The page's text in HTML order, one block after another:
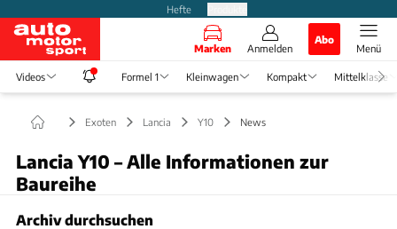
Hefte
Marken Anmelden
Abo
Menü
Videos Formel 1 Kleinwagen Kompakt Mittelklasse
Exoten Lancia Y10 News
Lancia Y10 – Alle Informationen zur
Baureihe
Archiv durchsuchen